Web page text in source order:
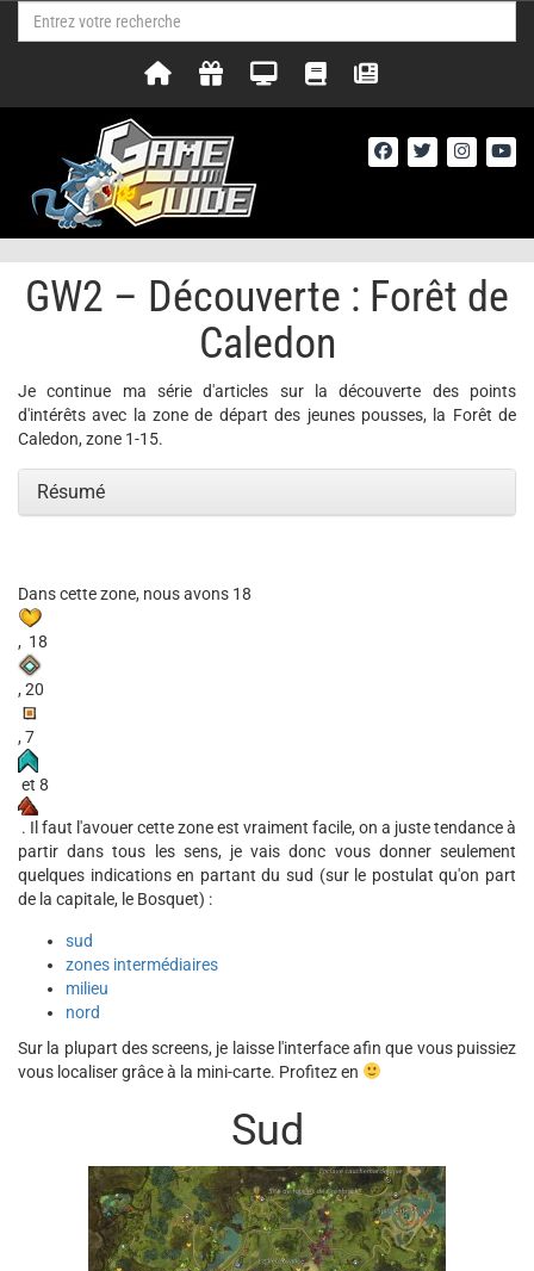
GW2 – Découverte : Forêt de
Caledon
Je continue ma série d'articles sur la découverte des points
d'intérêts avec la zone de départ des jeunes pousses, la Forêt de
Caledon, zone 1-15.
Résumé
Dans cette zone, nous avons 18
, 18
, 20
, 7
et 8
. Il faut l'avouer cette zone est vraiment facile, on a juste tendance à
partir dans tous les sens, je vais donc vous donner seulement
quelques indications en partant du sud (sur le postulat qu'on part
de la capitale, le Bosquet) :
sud
zones intermédiaires
milieu
nord
Sur la plupart des screens, je laisse l'interface afin que vous puissiez
vous localiser grâce à la mini-carte. Profitez en
Sud